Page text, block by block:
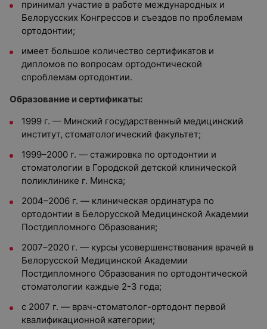
принимал участие в работе международных и
Белорусских Конгрессов и съездов по проблемам
ортодонтии;
имеет большое количество сертификатов и
дипломов по вопросам ортодонтической
спроблемам ортодонтии.
Образование и сертификаты:
1999 г. — Минский государственный медицинский
институт, стоматологический факультет;
1999–2000 г. — стажировка по ортодонтии и
стоматологии в Городской детской клинической
поликлинике г. Минска;
2004–2006 г. — клиническая ординатура по
ортодонтии в Белорусской Медицинской Академии
Постдипломного Образования;
2007–2020 г. — курсы усовершенствования врачей в
Белорусской Медицинской Академии
Постдипломного Образования по ортодонтической
стоматологии каждые 2-3 года;
с 2007 г. — врач-стоматолог-ортодонт первой
квалификационной категории;